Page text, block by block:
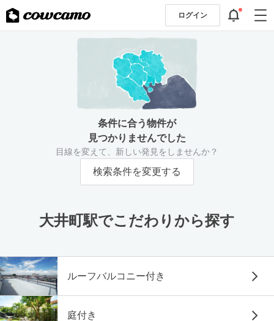
ログイン
条件に合う物件が
見つかりませんでした
目線を変えて、新しい発見をしませんか？
検索条件を変更する
大井町駅でこだわりから探す
ルーフバルコニー付き
庭付き